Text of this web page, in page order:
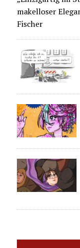
makelloser
Fischer